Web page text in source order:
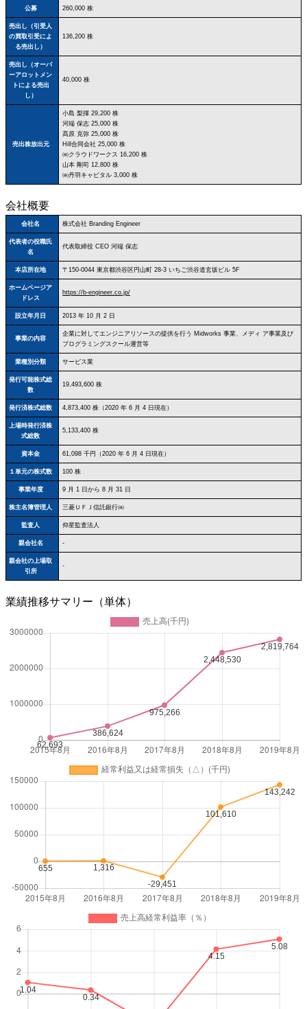
公募 260,000 株
売出し（引受人
の買取引受によ
る売出し）
136,200 株
売出し（オーバ
ーアロットメン
トによる売出
し）
40,000 株
売出株放出元
小島 梨揮 29,200 株
河端 保志 25,000 株
髙原 克弥 25,000 株
Hill合同会社 25,000 株
㈱クラウドワークス 16,200 株
山本 剛司 12,800 株
㈱丹羽キャピタル 3,000 株
会社概要
会社名 株式会社 Branding Engineer
代表者の役職氏
名
代表取締役 CEO 河端 保志
本店所在地 〒150‐0044 東京都渋谷区円山町 28‐3 いちご渋谷道玄坂ビル 5F
ホームページア
ドレス
https://b-engineer.co.jp/
設立年月日 2013 年 10 月 2 日
事業の内容
企業に対してエンジニアリソースの提供を行う Midworks 事業、メディ ア事業及び
プログラミングスクール運営等
業種別分類 サービス業
発行可能株式総
数
19,493,600 株
発行済株式総数 4,873,400 株（2020 年 6 月 4 日現在）
上場時発行済株
式総数
5,133,400 株
資本金 61,098 千円（2020 年 6 月 4 日現在）
１単元の株式数 100 株
事業年度 9 月 1 日から 8 月 31 日
株主名簿管理人 三菱ＵＦＪ信託銀行㈱
監査人 仰星監査法人
親会社名 -
親会社の上場取
引所
-
業績推移サマリー（単体）